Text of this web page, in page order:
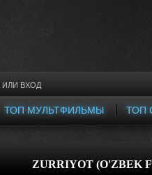
ИЛИ ВХОД
ТОП
ТОП МУЛЬТФИЛЬМЫ
ZURRIYOT (O'ZBEK